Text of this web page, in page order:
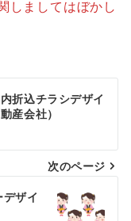
しましてはぼかし
折込チラシデザイ
産会社）
次のページ
ザイ